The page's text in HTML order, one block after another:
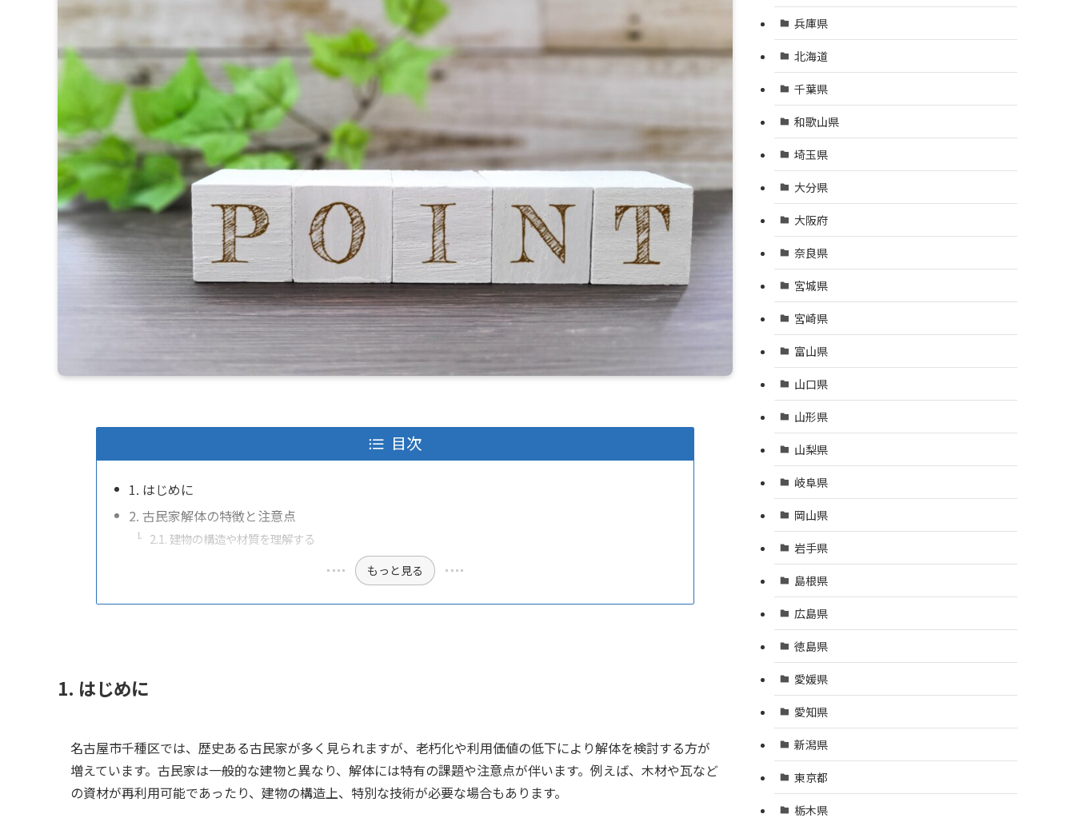
目次
1. はじめに
2. 古民家解体の特徴と注意点
2.1. 建物の構造や材質を理解する
もっと見る
1. はじめに
名古屋市千種区では、歴史ある古民家が多く見られますが、老朽化や利用価値の低下により解体を検討する方が
増えています。古民家は一般的な建物と異なり、解体には特有の課題や注意点が伴います。例えば、木材や瓦など
の資材が再利用可能であったり、建物の構造上、特別な技術が必要な場合もあります。
兵庫県
北海道
千葉県
和歌山県
埼玉県
大分県
大阪府
奈良県
宮城県
宮崎県
富山県
山口県
山形県
山梨県
岐阜県
岡山県
岩手県
島根県
広島県
徳島県
愛媛県
愛知県
新潟県
東京都
栃木県